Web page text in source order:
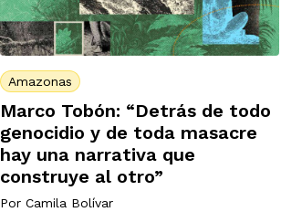
Amazonas
Marco Tobón: “Detrás de todo
genocidio y de toda masacre
hay una narrativa que
construye al otro”
Por Camila Bolívar